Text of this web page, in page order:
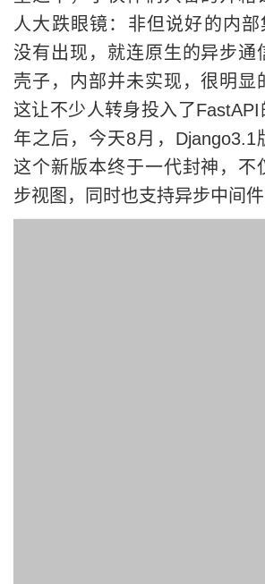
人大跌眼镜：非但说好的内部
没有出现，就连原生的异步通
壳子，内部并未实现，很明显
这让不少人转身投入了
年之后，今天8月，Django3.1
这个新版本终于一代封神，不
步视图，同时也支持异步中间